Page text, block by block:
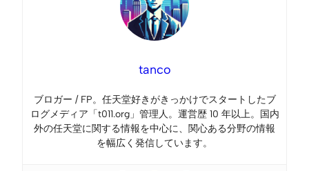
tanco
ブロガー / FP。任天堂好きがきっかけでスタートしたブ
ログメディア「t011.org」管理人。運営歴 10 年以上。国内
外の任天堂に関する情報を中心に、関心ある分野の情報
を幅広く発信しています。